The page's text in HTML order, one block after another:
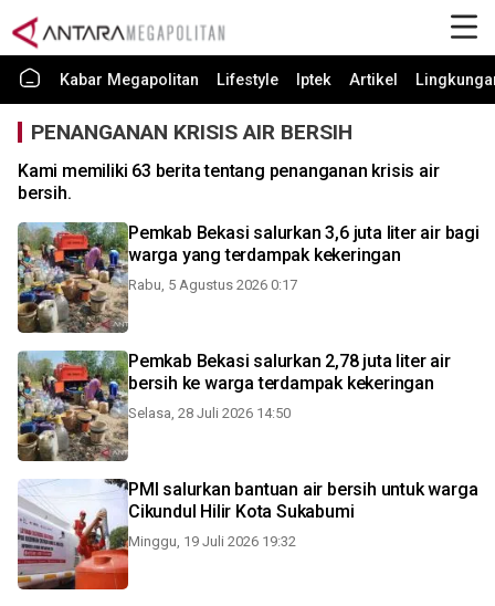
Kabar Megapolitan Lifestyle Iptek Artikel
PENANGANAN KRISIS AIR BERSIH
Kami memiliki 63 berita tentang penanganan krisis air
bersih.
Pemkab Bekasi salurkan 3,6 juta liter air bagi
warga yang terdampak kekeringan
Rabu, 5 Agustus 2026 0:17
Pemkab Bekasi salurkan 2,78 juta liter air
bersih ke warga terdampak kekeringan
Selasa, 28 Juli 2026 14:50
PMI salurkan bantuan air bersih untuk warga
Cikundul Hilir Kota Sukabumi
Minggu, 19 Juli 2026 19:32